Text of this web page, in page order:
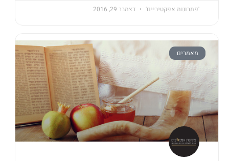
'פתרונות אפקטיביים'
דצמבר 29, 2016
מאמרים